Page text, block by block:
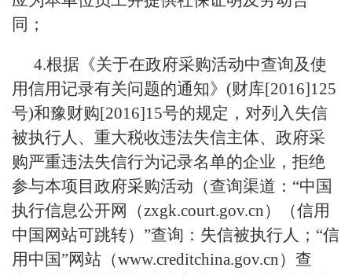
同；
4.根据《关于在政府采购活动中查询及使
用信用记录有关问题的通知》(财库[2016]125
号)和豫财购[2016]15号的规定，对列入失信
被执行人、重大税收违法失信主体、政府采
购严重违法失信行为记录名单的企业，拒绝
参与本项目政府采购活动（查询渠道：“中国
执行信息公开网（zxgk.court.gov.cn）（信用
中国网站可跳转）”查询：失信被执行人；“信
用中国”网站（www.creditchina.gov.cn）查